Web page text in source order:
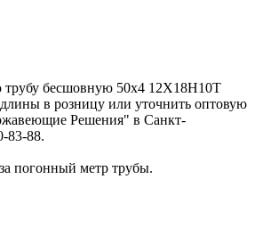
бесшовную 50х4 12Х18Н10Т
в розницу или уточнить оптовую
Решения" в Санкт-
83-88.
погонный метр трубы.